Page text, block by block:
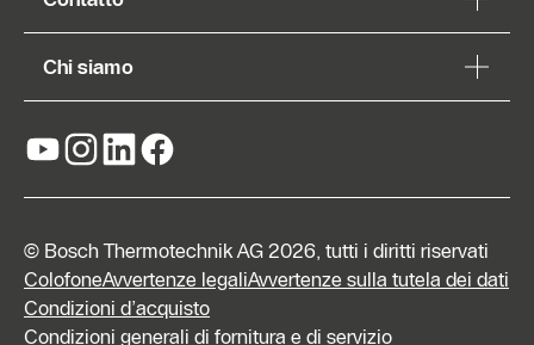
Chi siamo
© Bosch Thermotechnik AG 2026, tutti i diritti riservati
ColofoneAvvertenze legaliAvvertenze sulla tutela dei dati
Condizioni d’acquisto
Condizioni generali di fornitura e di servizio